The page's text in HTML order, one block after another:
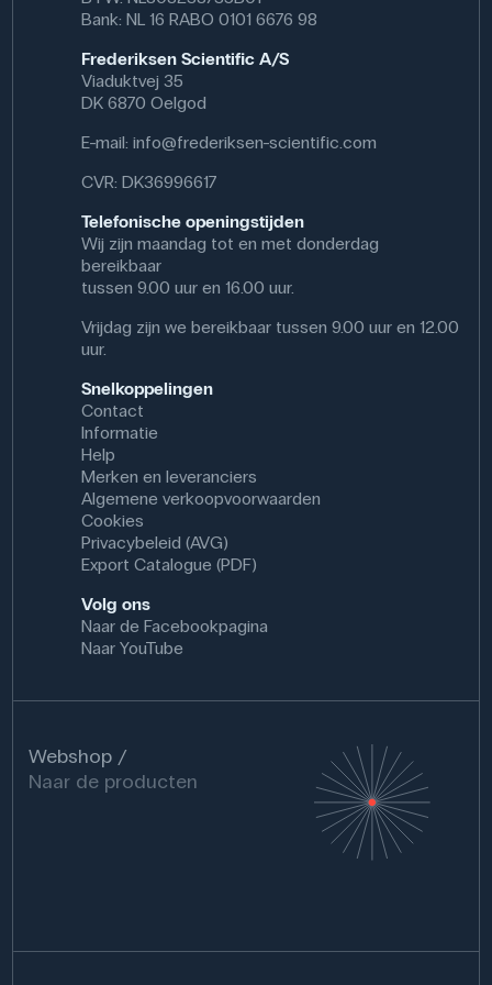
Condensor: Abbé-condensor N.A. 1,25 met
Diafragma's: Irisdiafragma's voor traploze regeling
van helderheid, contrast en scherptediepte.
Verlichting: Ingebouwde onderverlichting in de voet
Bovenverlichting 0,06 W LED.
Focussering: Coaxiale grof- en fijnafstelling.
Preparaatbeveiliging: Ingebouwde beveiliging tegen
onbedoelde beschadiging van micropreparaten bij
het scherpstellen.
Kruistafel: Geïntegreerde, stevige kruistafel met
laaghangende coaxiale bediening via grof- en
Netsnoer: Netsnoer en netadapter voor het
opladen van batterijen
Toepassingsgebied: Insectendelen, dierlijk
plankton, plantaardig plankton, plantencellen,
dierlijke cellen, mitosechromosomen, sommige
intracellulaire componenten, waaronder celkernen,
evenals schimmels en bacteriën
Gebruik van het product
De microscoop is een essentieel instrument voor het
onderwijssituaties waar prokaryoten, eukaryoten,
schimmels en bacteriën worden bestudeerd.
Specifikationer
Vægt (kg): 2.8 kg
Brand: LabField
Dimensioner: (l x b x h) 19 cm x 14 cm x 34 cm
Bank: NL 16 RABO 0101 6676 98
Frederiksen Scientific A/S
Viaduktvej 35
DK 6870 Oelgod
E-mail:info@frederiksen-scientific.com
CVR: DK36996617
Telefonische openingstijden
Wij zijn maandag tot en met donderdag
bereikbaar
tussen 9.00 uur en 16.00 uur.
Vrijdag zijn we bereikbaar tussen 9.00 uur en 12.00
uur.
Snelkoppelingen
Contact
Informatie
Help
Merken en leveranciers
Algemene verkoopvoorwaarden
Cookies
Privacybeleid (AVG)
Export Catalogue (PDF)
Volg ons
Naar de Facebookpagina
Naar YouTube
Webshop
Naar de producten